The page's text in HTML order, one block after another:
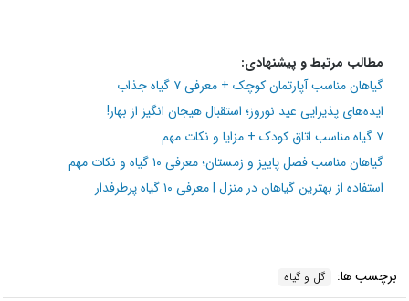
مطالب مرتبط و پیشنهادی:
گیاهان مناسب آپارتمان کوچک + معرفی ۷ گیاه جذاب
ایده‌های پذیرایی عید نوروز؛ استقبال هیجان انگیز از بهار!
گیاهان مناسب فصل پاییز و زمستان؛ معرفی ۱۰ گیاه و نکات مهم
استفاده از بهترین گیاهان در منزل |‌ معرفی ۱۰ گیاه پرطرفدار
برچسب ها: گل و گیاه